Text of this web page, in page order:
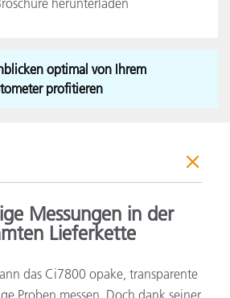
optimal von Ihrem
profitieren
Messungen in der
Lieferkette
das Ci7800 opake, transparente
Proben messen. Doch dank seiner